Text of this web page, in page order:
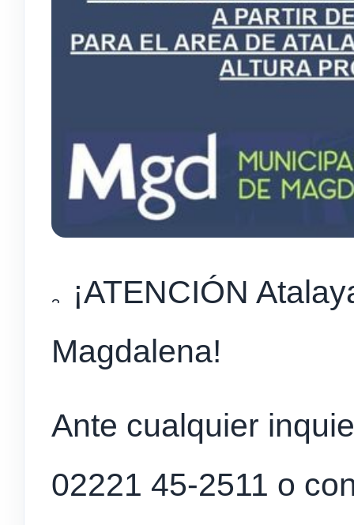
¡ATENCIÓN
Magdalena!
Ante cualquier
02221 45-2511 o